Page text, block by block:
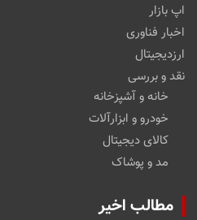
اپ بازار
اخبار فناوری
ارزدیجیتال
نقد و بررسی
خانه و آشپزخانه
خودرو و ابزارآلات
کالای دیجیتال
مد و پوشاک
مطالب اخیر